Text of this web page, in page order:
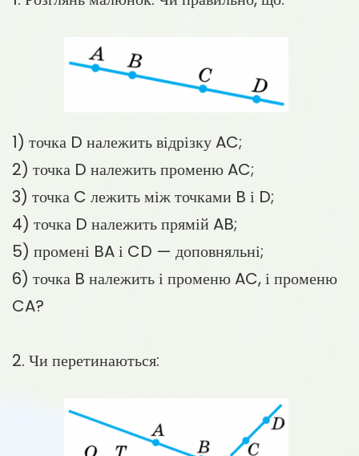
1) точка D належить відрізку AC;
2) точка D належить променю AC;
3) точка C лежить між точками B і D;
4) точка D належить прямій AB;
5) промені BA і CD — доповняльні;
6) точка B належить і променю AC, і променю
CA?
2. Чи перетинаються: